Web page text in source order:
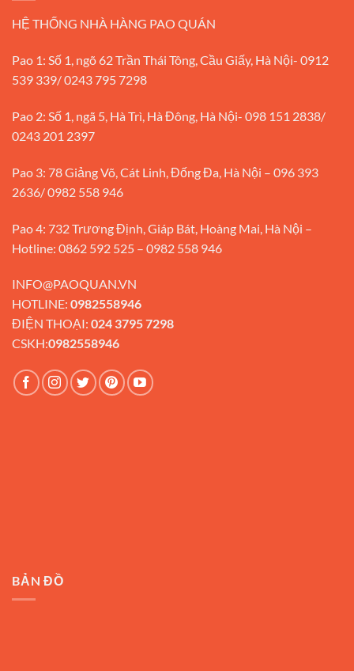
HỆ THỐNG NHÀ HÀNG PAO QUÁN
Pao 1: Số 1, ngõ 62 Trần Thái Tông, Cầu Giấy, Hà Nội- 0912
539 339/ 0243 795 7298
Pao 2: Số 1, ngã 5, Hà Trì, Hà Đông, Hà Nội- 098 151 2838/
0243 201 2397
Pao 3: 78 Giảng Võ, Cát Linh, Đống Đa, Hà Nội – 096 393
2636/ 0982 558 946
Pao 4: 732 Trương Định, Giáp Bát, Hoàng Mai, Hà Nội –
Hotline: 0862 592 525 – 0982 558 946
INFO@PAOQUAN.VN
HOTLINE: 0982558946
ĐIỆN THOẠI: 024 3795 7298
CSKH:0982558946
BẢN ĐỒ